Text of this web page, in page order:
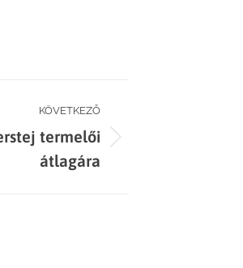
KÖVETKEZŐ
termelői
átlagára